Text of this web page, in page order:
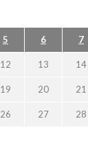
5 6 7
12 13 14
19 20 21
26 27 28